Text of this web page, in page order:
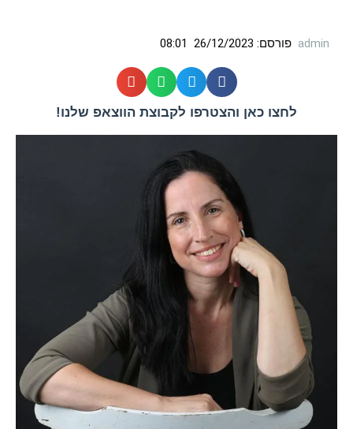
admin פורסם: 26/12/2023
08:01
לחצו כאן והצטרפו לקבוצת הווצאפ שלנו!